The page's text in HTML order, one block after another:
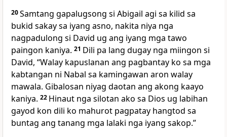
20Samtang gapalugsong si Abigail agi sa kilid sa
bukid sakay sa iyang asno, nakita niya nga
nagpadulong si David ug ang iyang mga tawo
paingon kaniya. 21 Dili pa lang dugay nga miingon si
David, “Walay kapuslanan ang pagbantay ko sa mga
kabtangan ni Nabal sa kamingawan aron walay
mawala. Gibalosan niyag daotan ang akong kaayo
kaniya. 22 Hinaut nga silotan ako sa Dios ug labihan
gayod kon dili ko mahurot pagpatay hangtod sa
buntag ang tanang mga lalaki nga iyang sakop.”